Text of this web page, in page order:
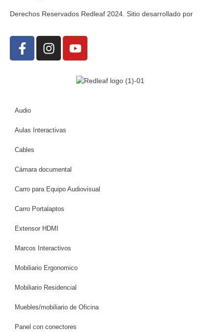
Derechos Reservados Redleaf 2024. Sitio desarrollado por
Audio
Aulas Interactivas
Cables
Cámara documental
Carro para Equipo Audiovisual
Carro Portalaptos
Extensor HDMI
Marcos Interactivos
Mobiliario Ergonomico
Mobiliario Residencial
Muebles/mobiliario de Oficina
Panel con conectores